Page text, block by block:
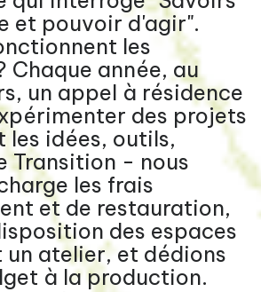
et pouvoir d'agir".
les
Chaque année, au
un appel à résidence
des projets
les idées, outils,
Transition - nous
les frais
et de restauration,
des espaces
atelier, et dédions
à la production.